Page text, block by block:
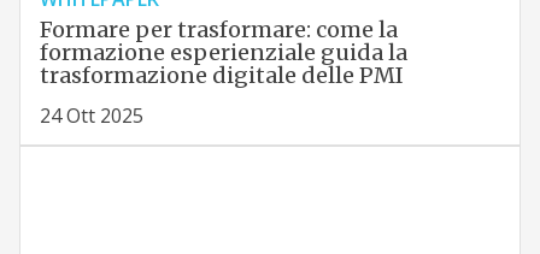
Formare per trasformare: come la
formazione esperienziale guida la
trasformazione digitale delle PMI
24 Ott 2025